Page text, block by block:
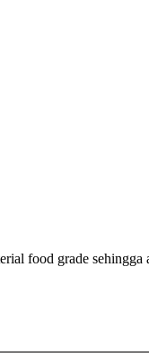
food grade